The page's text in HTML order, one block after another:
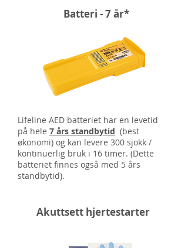
Batteri - 7 år*
Lifeline AED batteriet har en levetid
på hele 7 års standbytid (best
økonomi) og kan levere 300 sjokk /
kontinuerlig bruk i 16 timer. (Dette
batteriet finnes også med 5 års
standbytid).
Akuttsett hjertestarter